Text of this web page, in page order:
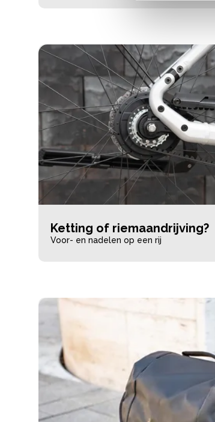
Ketting of riemaandrijving?
Voor- en nadelen op een rij